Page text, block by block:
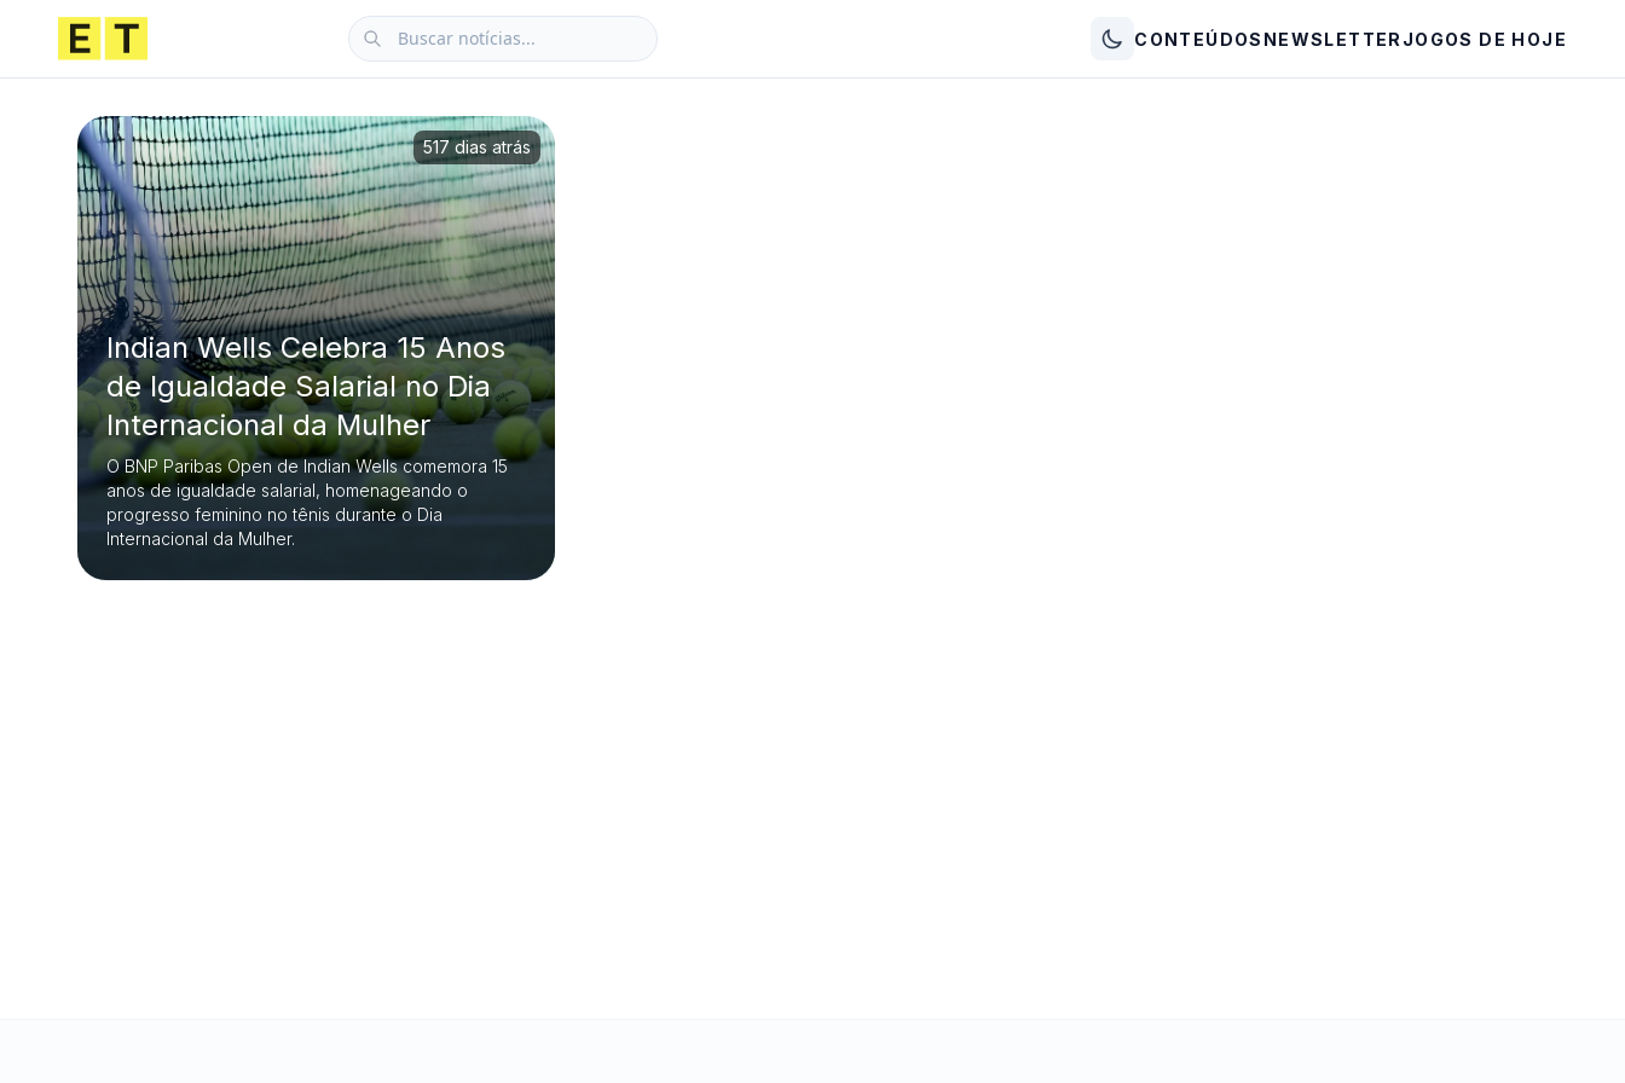
CONTEÚDOS NEWSLETTER JOGOS DE HOJE
Indian Wells Celebra 15 Anos
de Igualdade Salarial no Dia
Internacional da Mulher
O BNP Paribas Open de Indian Wells comemora 15
anos de igualdade salarial, homenageando o
progresso feminino no tênis durante o Dia
Internacional da Mulher.
517 dias atrás